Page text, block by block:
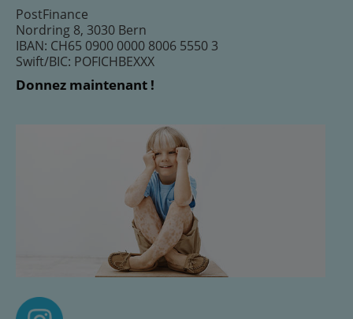
PostFinance
Nordring 8, 3030 Bern
IBAN: CH65 0900 0000 8006 5550 3
Swift/BIC: POFICHBEXXX
Donnez maintenant !